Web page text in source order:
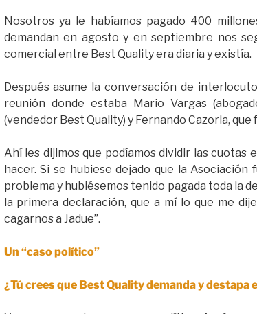
Nosotros ya le habíamos pagado 400
demandan en agosto y en septiembre nos
comercial entre Best Quality era diaria y existía.
Después asume la conversación de
reunión donde estaba Mario Vargas
(vendedor Best Quality) y Fernando Cazorla,
Ahí les dijimos que podíamos dividir las cuotas
hacer. Si se hubiese dejado que la
problema y hubiésemos tenido pagada toda la
la primera declaración, que a mí lo que me
cagarnos a Jadue”.
Un “caso político”
¿Tú crees que Best Quality demanda y destapa